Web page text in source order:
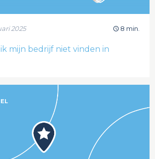
2025 8 min.
mijn bedrijf niet vinden in